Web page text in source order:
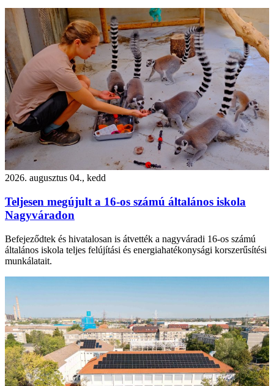
2026. augusztus 04., kedd
Teljesen megújult a 16-os számú általános iskola
Nagyváradon
Befejeződtek és hivatalosan is átvették a nagyváradi 16-os számú
általános iskola teljes felújítási és energiahatékonysági korszerűsítési
munkálatait.